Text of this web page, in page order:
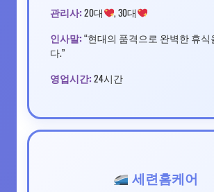
관리사: 20대 , 30대
인사말: “현대의 품격으로 완벽한 휴식
다.”
영업시간: 24시간
세련홈케어